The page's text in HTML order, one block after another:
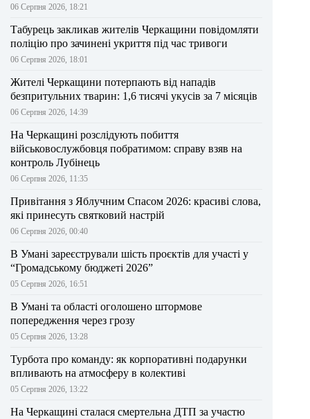
06 Серпня 2026, 18:21
Табурець закликав жителів Черкащини повідомляти
поліцію про зачинені укриття під час тривоги
06 Серпня 2026, 18:01
Жителі Черкащини потерпають від нападів
безпритульних тварин: 1,6 тисячі укусів за 7 місяців
06 Серпня 2026, 14:39
На Черкащині розслідують побиття
військовослужбовця побратимом: справу взяв на
контроль Лубінець
06 Серпня 2026, 11:35
Привітання з Яблучним Спасом 2026: красиві слова,
які принесуть святковий настрій
06 Серпня 2026, 00:40
В Умані зареєстрували шість проєктів для участі у
“Громадському бюджеті 2026”
05 Серпня 2026, 16:51
В Умані та області оголошено штормове
попередження через грозу
05 Серпня 2026, 13:28
Турбота про команду: як корпоративні подарунки
впливають на атмосферу в колективі
05 Серпня 2026, 13:22
На Черкащині сталася смертельна ДТП за участю